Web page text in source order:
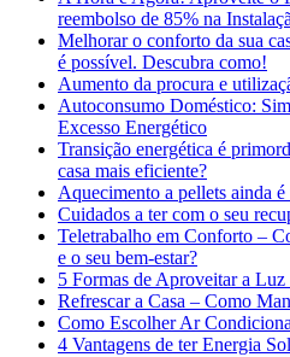
reembolso de 85% na
Melhorar o conforto da sua
é possível. Descubra como!
Aumento da procura e
Autoconsumo Doméstico:
Excesso Energético
Transição energética é
casa mais eficiente?
Aquecimento a pellets ainda
Cuidados a ter com o seu
Teletrabalho em Conforto –
e o seu bem-estar?
5 Formas de Aproveitar a Luz
Refrescar a Casa – Como
Como Escolher Ar
4 Vantagens de ter Energia